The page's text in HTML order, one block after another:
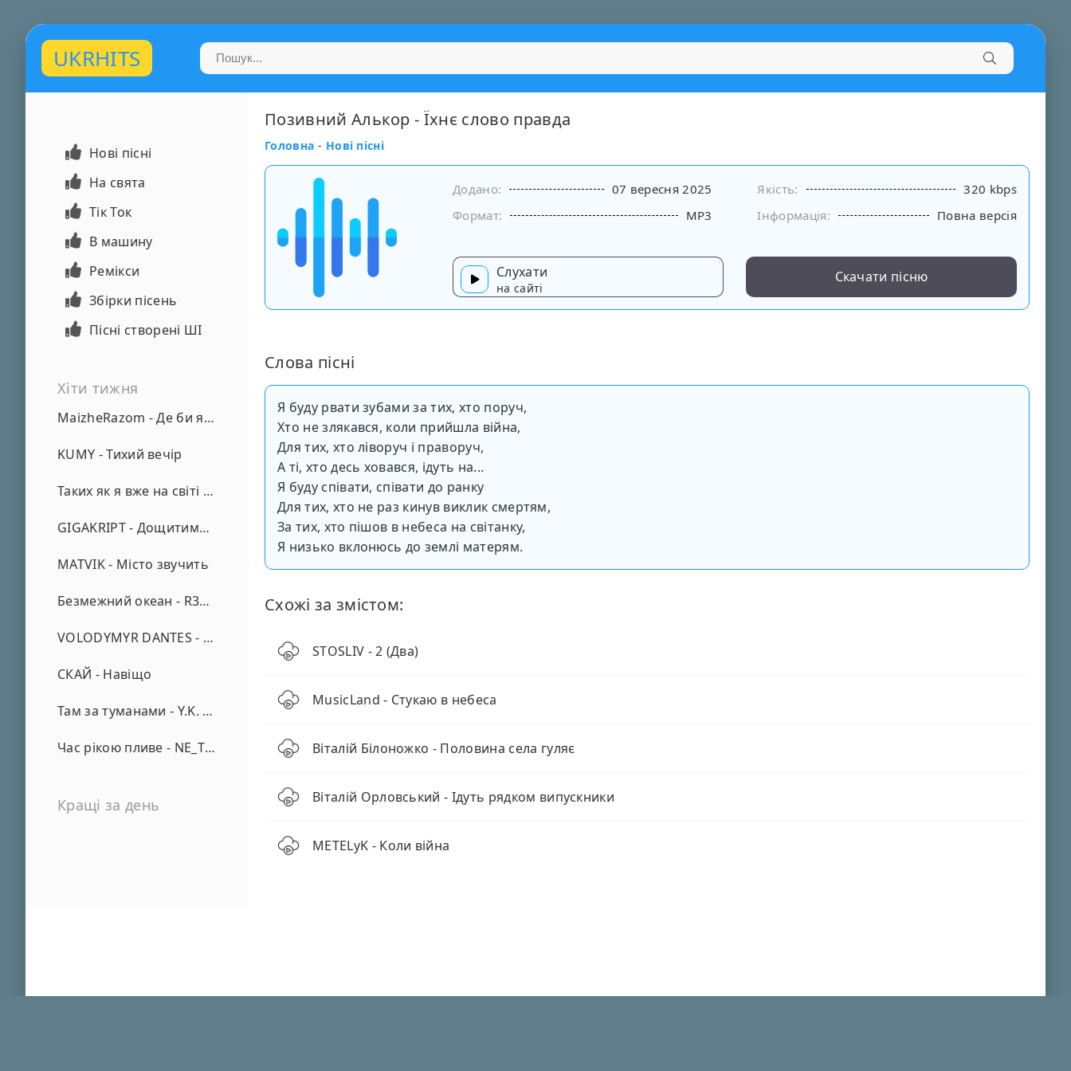
UKRHITS
Нові пісні
На свята
Тік Ток
В машину
Ремікси
Збірки пісень
Пісні створені ШІ
Хіти тижня
MaizheRazom - Де би я не був
KUMY - Тихий вечір
Таких як я вже на світі нема - А. Малярник
GIGAKRIPT - Дощитиме зима
MATVIK - Місто звучить
Безмежний океан - R3phase
VOLODYMYR DANTES - Просто кохаю (REMIX)
СКАЙ - Навіщо
Там за туманами - Y.K. Music
Час рікою пливе - NE_TVOYA_MRIYA
Кращі за день
Позивний Алькор - Їхнє слово правда
Головна - Нові пісні
Додано: 07 вересня 2025 Якість:
320 kbps
Формат:
MP3 Інформація: Повна версія
Слухати
на сайті
Скачати пісню
Слова пісні
Я буду рвати зубами за тих, хто поруч,
Хто не злякався, коли прийшла війна,
Для тих, хто ліворуч і праворуч,
А ті, хто десь ховався, ідуть на...
Я буду співати, співати до ранку
Для тих, хто не раз кинув виклик смертям,
За тих, хто пішов в небеса на світанку,
Я низько вклонюсь до землі матерям.
Схожі за змістом:
STOSLIV - 2 (Два)
MusicLand - Стукаю в небеса
Віталій Білоножко - Половина села гуляє
Віталій Орловський - Ідуть рядком випускники
METELyK - Коли війна